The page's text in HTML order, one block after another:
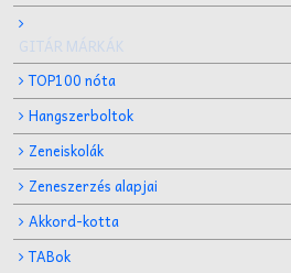
GITÁR MÁRKÁK
TOP100 nóta
Hangszerboltok
Zeneiskolák
Zeneszerzés alapjai
Akkord-kotta
TABok